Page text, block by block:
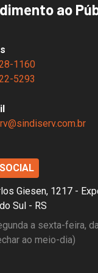
ao
1160
5293
Giesen, 1217 -
Sul - RS
a sexta-feira,
ao meio-dia)